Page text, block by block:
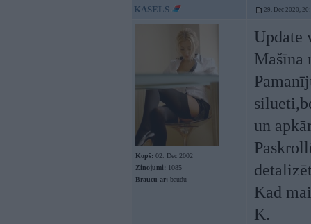
KASELS 29. Dec 2020,
Kopš: 02. Dec 2002
Ziņojumi: 1085
Braucu ar: baudu
Update
Mašīna
un
Kad
K.